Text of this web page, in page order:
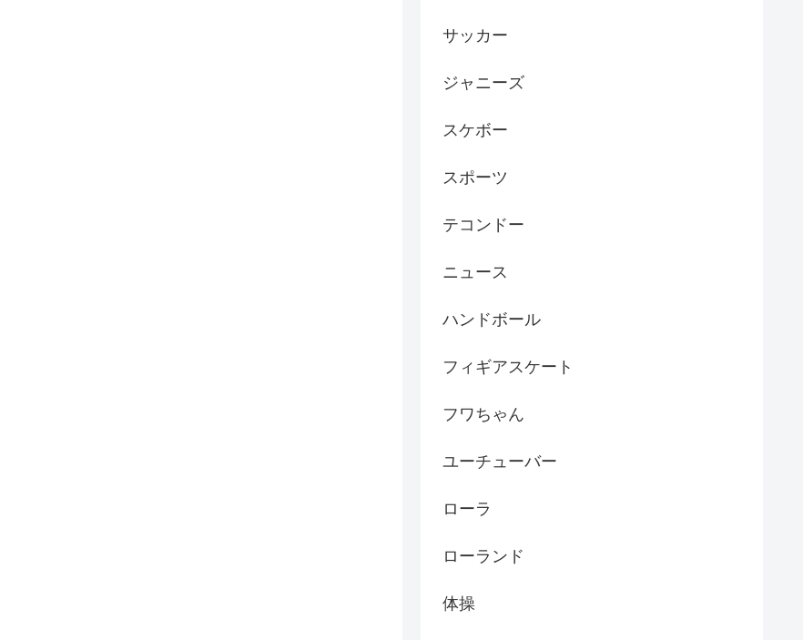
サッカー
ジャニーズ
スケボー
スポーツ
テコンドー
ニュース
ハンドボール
フィギアスケート
フワちゃん
ユーチューバー
ローラ
ローランド
体操